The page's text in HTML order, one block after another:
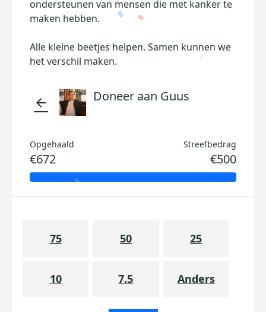
ondersteunen van mensen die met kanker te
maken hebben.
Alle kleine beetjes helpen. Samen kunnen we
het verschil maken.
arrow_back Doneer aan Guus
Opgehaald
€672
Streefbedrag
€500
75 50 25
10 7.5 Anders